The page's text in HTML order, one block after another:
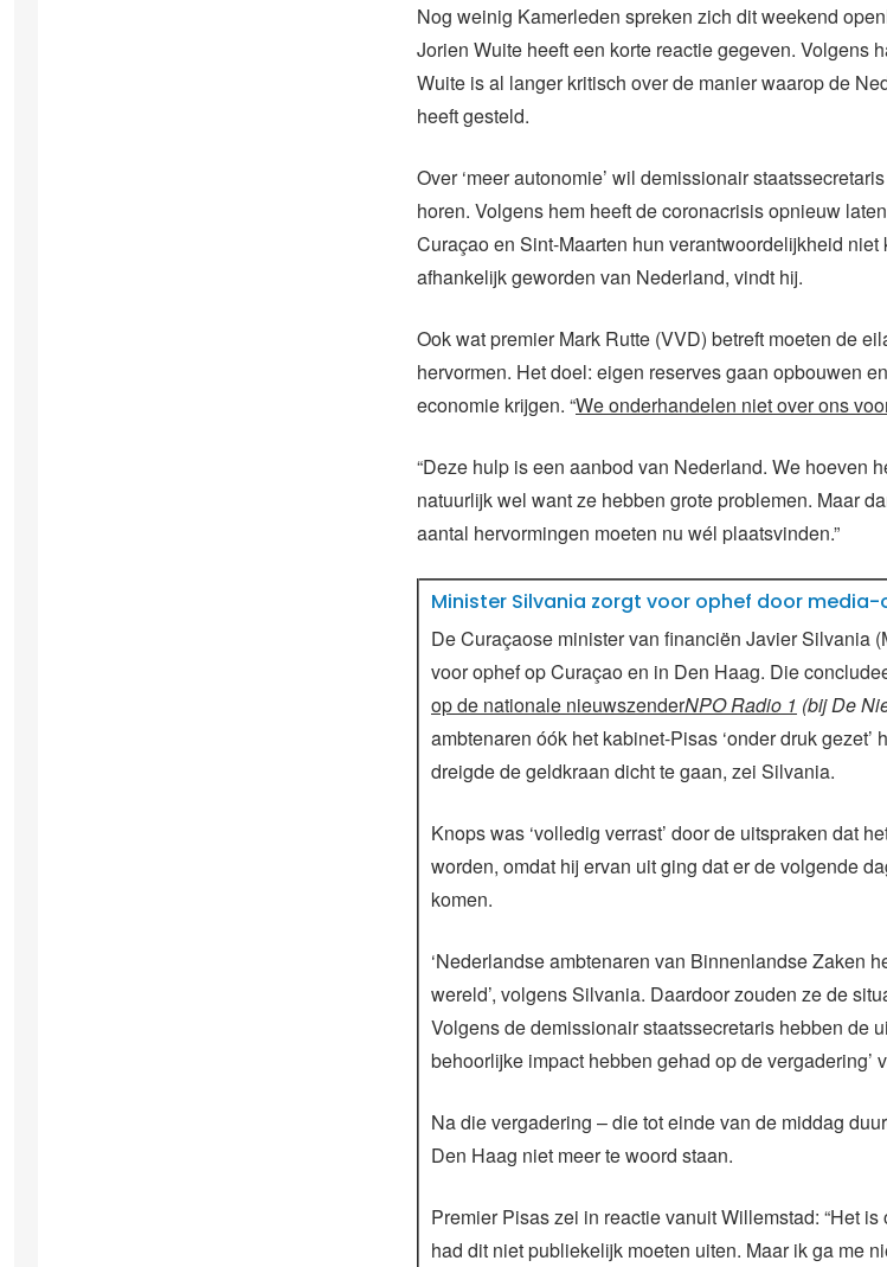
Nog weinig Kamerleden spreken zich dit weekend
Jorien Wuite heeft een korte reactie gegeven. Volgens
Wuite is al langer kritisch over de manier waarop de
heeft gesteld.
Over ‘meer autonomie’ wil demissionair
horen. Volgens hem heeft de coronacrisis opnieuw
Curaçao en Sint-Maarten hun verantwoordelijkheid niet
afhankelijk geworden van Nederland, vindt hij.
Ook wat premier Mark Rutte (VVD) betreft moeten de
hervormen. Het doel: eigen reserves gaan opbouwen
economie krijgen. “We onderhandelen niet over ons
“Deze hulp is een aanbod van Nederland. We hoeven
natuurlijk wel want ze hebben grote problemen. Maar
aantal hervormingen moeten nu wél plaatsvinden.”
Minister Silvania zorgt voor ophef door
De Curaçaose minister van financiën Javier Silvania
voor ophef op Curaçao en in Den Haag. Die
op de nationale nieuwszenderNPO Radio 1 (bij De
ambtenaren óók het kabinet-Pisas ‘onder druk
dreigde de geldkraan dicht te gaan, zei Silvania.
Knops was ‘volledig verrast’ door de uitspraken dat
worden, omdat hij ervan uit ging dat er de volgende
komen.
‘Nederlandse ambtenaren van Binnenlandse Zaken
wereld’, volgens Silvania. Daardoor zouden ze de
Volgens de demissionair staatssecretaris hebben de
behoorlijke impact hebben gehad op de vergadering’
Na die vergadering – die tot einde van de middag
Den Haag niet meer te woord staan.
Premier Pisas zei in reactie vanuit Willemstad: “Het
had dit niet publiekelijk moeten uiten. Maar ik ga me